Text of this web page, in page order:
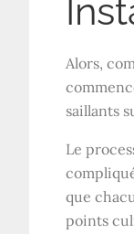
Alors,
saillants
Le
que
points